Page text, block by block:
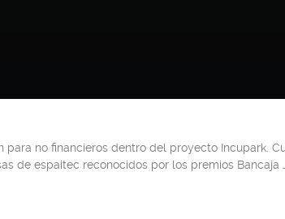
para no financieros dentro del proyecto Incupark.
de espaitec reconocidos por los premios Bancaja